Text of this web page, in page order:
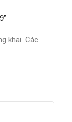
khai. Các